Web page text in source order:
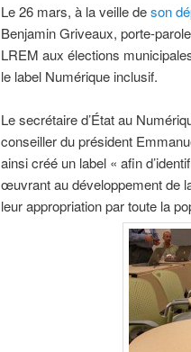
Le 26 mars, à la veille deson
Benjamin Griveaux, porte-
LREM aux élections
le label Numérique inclusif.
Le secrétaire d’État au
conseiller du président
ainsi créé un label « afin
œuvrant au développement de
leur appropriation par toute la